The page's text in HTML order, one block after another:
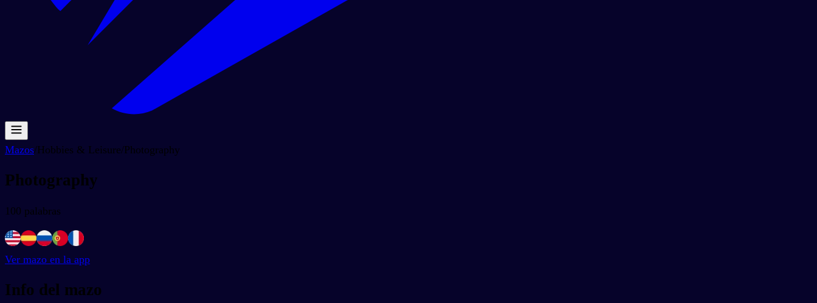
Mazos/Hobbies & Leisure/Photography
Photography
100 palabras
Ver mazo en la app
Info del mazo